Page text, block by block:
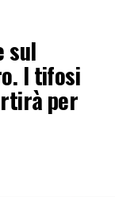
sul
I tifosi
per